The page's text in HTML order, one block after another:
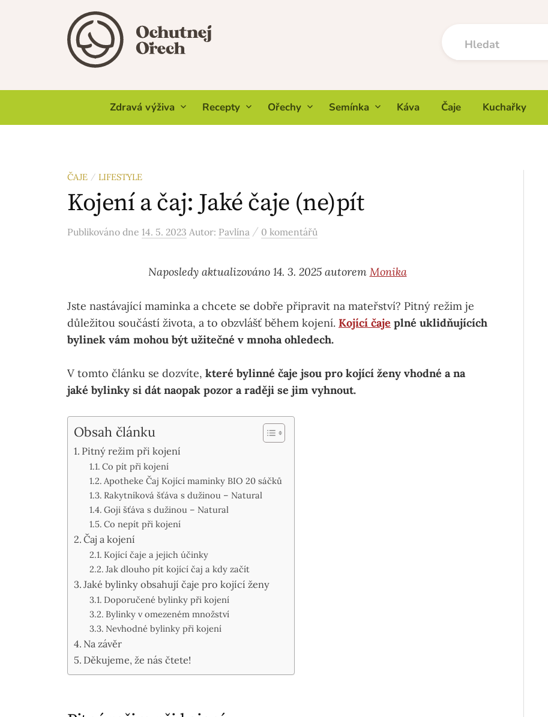
Zdravá výživa Recepty Ořechy Semínka Káva Čaje Kuchařky
ČAJE / LIFESTYLE
Kojení a čaj: Jaké čaje (ne)pít
Publikováno dne 14. 5. 2023 Autor: Pavlína / 0 komentářů
Naposledy aktualizováno 14. 3. 2025 autorem Monika
Jste nastávající maminka a chcete se dobře připravit na mateřství? Pitný režim je
důležitou součástí života, a to obzvlášť během kojení. Kojící čaje plné uklidňujících
bylinek vám mohou být užitečné v mnoha ohledech.
V tomto článku se dozvíte, které bylinné čaje jsou pro kojící ženy vhodné a na
jaké bylinky si dát naopak pozor a raději se jim vyhnout.
Obsah článku
Pitný režim při kojení
Co pít při kojení
Apotheke Čaj Kojící maminky BIO 20 sáčků
Rakytníková šťáva s dužinou – Natural
Goji šťáva s dužinou – Natural
Co nepít při kojení
Čaj a kojení
Kojící čaje a jejich účinky
Jak dlouho pít kojící čaj a kdy začít
Jaké bylinky obsahují čaje pro kojící ženy
Doporučené bylinky při kojení
Bylinky v omezeném množství
Nevhodné bylinky při kojení
Na závěr
Děkujeme, že nás čtete!